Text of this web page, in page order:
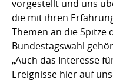
vorgestellt und uns
die mit ihren
Themen an die Spitze
Bundestagswahl
„Auch das Interesse
Ereignisse hier auf